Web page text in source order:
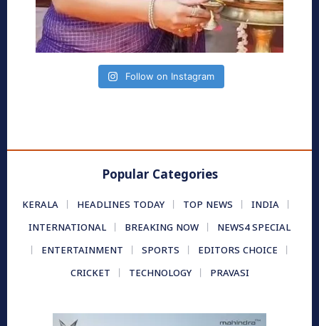
Follow on Instagram
Popular Categories
KERALA HEADLINES TODAY TOP NEWS
INDIA
INTERNATIONAL
BREAKING NOW
NEWS4 SPECIAL
ENTERTAINMENT
SPORTS
EDITORS CHOICE
CRICKET
TECHNOLOGY PRAVASI